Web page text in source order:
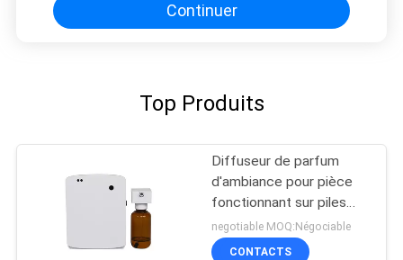
Continuer
Top Produits
Diffuseur de parfum
d'ambiance pour pièce
fonctionnant sur piles
AA, diffuseur de parfum
pour toilettes
negotiable MOQ:Négociable
CONTACTS